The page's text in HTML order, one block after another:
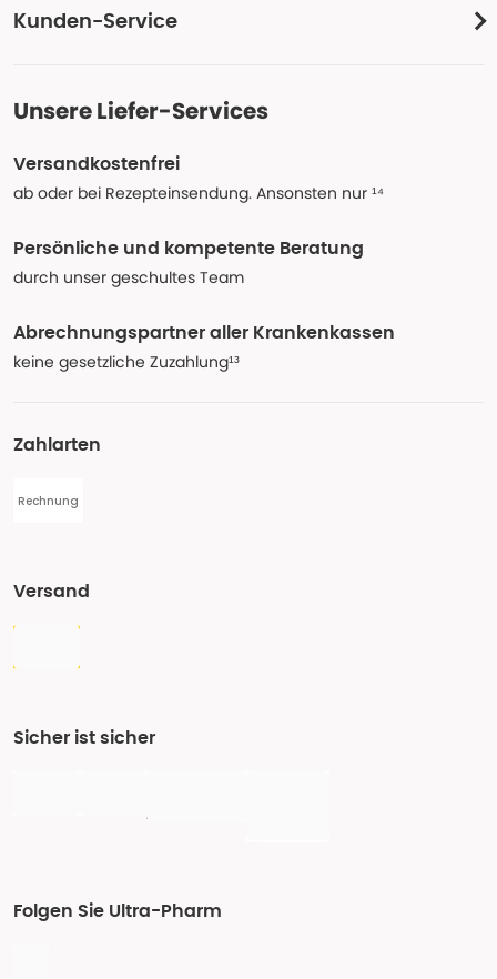
Kunden-Service
Unsere Liefer-Services
Versandkostenfrei
ab oder bei Rezepteinsendung. Ansonsten nur ¹⁴
Persönliche und kompetente Beratung
durch unser geschultes Team
Abrechnungspartner aller Krankenkassen
keine gesetzliche Zuzahlung¹³
Zahlarten
Rechnung
Versand
Sicher ist sicher
Folgen Sie Ultra-Pharm